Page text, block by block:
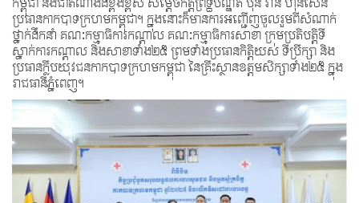
កម្ពុជា និងជាតំណាងដ៏ខ្ពង់ខ្ពស់ សម្តេចកិត្តិព្រឹទ្ធបណ្ឌិត ប៊ុន រ៉ានី ហ៊ុនសែន
ប្រធានកាកបាទក្រហមកម្ពុជា។ ក្នុងនោះក៏មានការអញ្ជើញចូលរួមពីសំណាក់
ថ្នាក់ដឹកនាំ គណៈកម្មាធិការកណ្តាល គណៈកម្មាធិការសាខា ក្រុមប្រតិបត្តិទី
ស្នាក់ការកណ្តាល និងសាខាទាំង២៥ ព្រមទាំងប្រធានកិត្តិយស ទីប្រឹក្សា និង
ប្រធានក្លឹបយុវជនកាកបាទក្រហមកម្ពុជា នៃគ្រឹះស្ថានឧត្តមសិក្សាទាំង២៥ ក្នុង
រាជធានីភ្នំពេញ។